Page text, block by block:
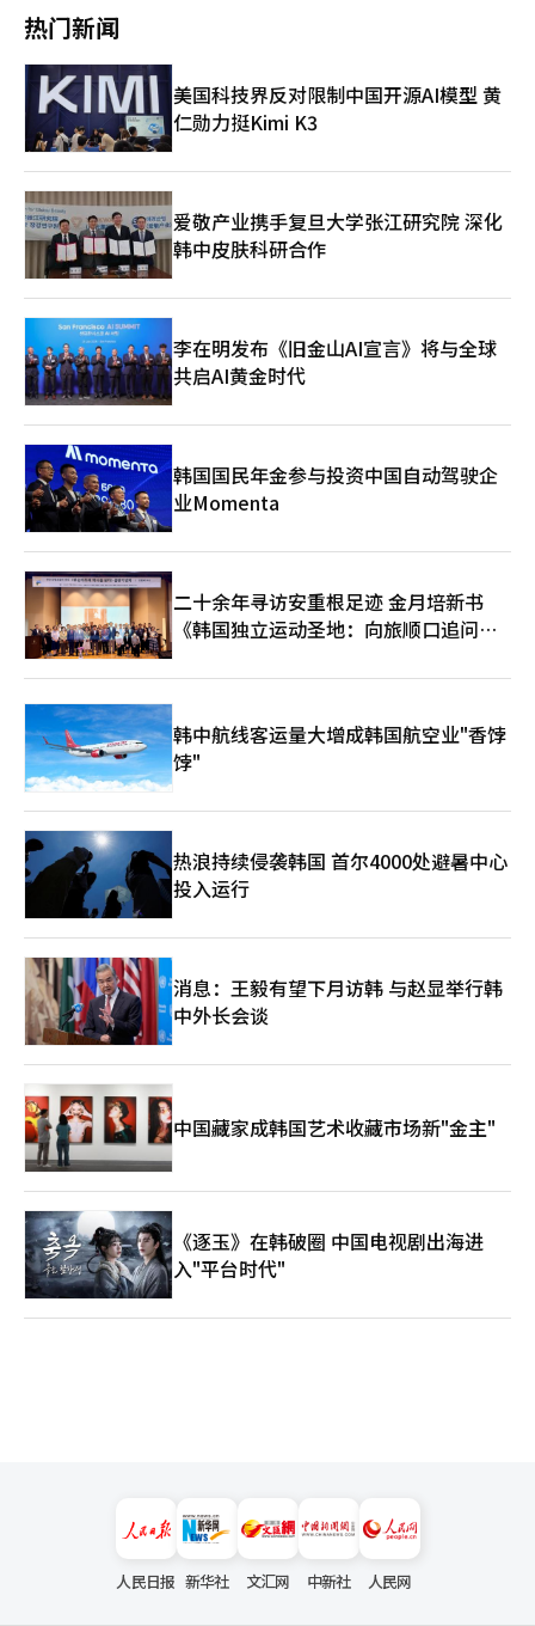
房价的走势，但借款人的利息在增加，经济性较低的项目开工变得
更加困难。 基准利率是观察物价、经济增长、汇率和金融稳定的
工具。首都圈房价和家庭债务也是此次决定的原因，但单靠全国统
一的利率无法解决首尔的供应不足和核心地区的集中问题。要改变
价格走势，必须同时推进税制、贷款监管，尤其是针对首尔的新房
供应政策。 因此，今天的加息应当如此解读。期待此次0.25个百分
点的加息能控制首尔房价，或担心市场即将崩溃，都是过于急躁
的。需要首先关注的应是借款人的账户和开工现场。
可能性反而在某种程度上助长了日元贬值。由于干预的可能性，投
机者难以公开进行日元卖出，但日本的进口企业和投资海外股票的
长期投资者却无法等待日元反弹，提前开始买入美元。在汇率波动
性较低的情况下，利用利差进行日元套利交易的情况也容易扩大。
借入低利率货币日元投资高利率货币或风险资产的趋势再次加大了
日元贬值的压力。根据美国商品期货交易委员会（CFTC）的数
据，截至5月26日，被归类为投机者的非商业部门日元净卖出为11
份合约，达到2024年7月以来的最高水平。 日元贬值也加深了日本
银行对物价的担忧。日本银行剔除政府补贴和减税效果后计算的4
月消费者物价同比上涨2.8%。尽管官方数据显示物价上涨率有所
放缓，但如果排除能源补贴和教育免费化等政府措施的影响，物价
压力实际上在加大。如果日元贬值导致进口物价上涨，日本银行可
能面临更强的紧缩压力。 日本首相高市早苗在3日的参议院全体会
议上表示，对于汇率波动“将根据需要随时做出适当应对”。市场
再次将每美元160日元视为判断日本当局是否会重新干预的分水
岭。然而，由于美元走强、美日利差和原油价格上涨同时施压日元
贬值，单靠干预难以扭转趋势的观点较为强烈。《日本经济新闻》
援引一位外汇交易员的话称：“除非日本银行承认政策应对滞后，
并表现出加快加息的态度，否则日元升值的希望不大。”日元在一
个月内回落至160日元，显示出日本当局在汇率、物价和利率的管
理上再次面临考验。※ 本报道经人工智能（AI）系统翻译与编辑。
理成本增加，进一步加大了材料采购和施工成本的压力。 住宅市
格的不稳定，增加了建筑成本的压力，对企业前景产生了负面影
响。”同时指出：“证券市场的待机资金可能流入房地产市场，以
及对房源滞销的担忧，依然存在对首都圈房价上升的期待。” ※
本报道经人工智能（AI）系统翻译与编辑。
原因显而易见。由于伊朗战争的长期化，国际油价再次突破每桶
金融监督院的数据，布伦特原油较去年年底上涨了73.74%，WTI
则上涨了76.19%。 在霍尔木兹海峡风险未解除的情况下，全球原
油海上运输量约20%经过该海峡，物流成本和能源价格的上涨可能
再次导致全球通货膨胀压力加大。根据CME FedWatch，12月基准
利率上调0.25个百分点的可能性在一周内从13.6%跃升至50%。美
联储降息的预期完全被加息的担忧所逆转。 此外，美联储领导层
的更替也是一个变量。当天是杰罗姆·鲍威尔主席的最后任期，接
任的凯文·沃什体制正式启动。法国外贸银行表示：“债券市场的
不安将成为沃什体制的首次考验。”市场密切关注新主席在通货膨
胀再加速的情况下，能否稳定管理预期。 这些市场的警示信号已
经被忽视太久。美中首脑会晤未能如预期那样提供实质性突破，围
绕台湾的地缘政治风险依然存在。尽管如此，全球股市仍寄希望于
人工智能的乐观情绪，持续过热的反弹。 韩国市场受到的冲击尤
为严重。同一天，日本日经指数仅下跌1.99%，台湾股市下跌
1.39%，而KOSPI却暴跌超过6%。韩元兑美元汇率飙升至1500.8
阳能行业的受益预期。曾推动指数上涨的三星电子（-8.61%）、
SK海力士（-7.66%）等大型半导体股在当天反而加剧了指数的下
跌。 外资资金的流出也不容小觑。15日，外资在证券市场上净卖
出6.3173万亿韩元，今年累计净卖出规模已达98.2万亿韩元。外资
的卖出潮已持续7个交易日。尽管人工智能和半导体曾推动市场上
涨，但随着全球利率和美元的再次波动，外资资金是最先撤出的。
然而，这次调整并不意味着市场会立即崩溃。半导体行业和人工智
能投资周期依然存在。客户保证金超过130万亿韩元，流动性环境
依然友好，KOSPI的估值也被认为处于全球主要股市的低估区间。
但市场现在开始计算的不仅是增长故事，还有利率水平和流动性成
券市场的稳定，而不是短期指数的防御，管理过度杠杆和信贷集
中。投资者也应摆脱“无条件上涨”的群体心理，冷静分析企业业
绩、现金流、债务和利率敏感度。 此次黑色星期五并非简单的恐
慌，而是市场回归正常的过程。异常的超高反弹结束，通货膨胀和
要的不是恐惧或狂热，而是回归基本和常识的冷静。 ※ 本报道经
人工智能（AI）系统翻译与编辑。
和销售都由公司直接完成。“IPARK”品牌正是这种业务模式的积
累成果。将公司名称与品牌统一的决定，进一步凸显了开发商的身
份。公司曾因光州华政IPARK事故而受到影响，该事件对品牌和信
任产生了直接影响。此后，公司重新审视施工管理和安全体系。当
前，公司面临的挑战更多在于恢复信任而非业绩。市场以现场结果
而非声明为评判标准。施工管理和质量水平的变化是关键。建筑行
业环境也发生了巨大变化。利率上升、项目融资紧缩、施工成本增
加和销售市场波动同时出现。在自有项目比例高的结构中，这些变
化影响更为直接。在此背景下，公司调整了业务速度，重点放在风
险管理上。项目选择和财务稳定性成为主要任务。IPARK现代产业
开发的竞争力来自其业务结构。自有项目经验、IPARK品牌、选址
能力、综合开发能力和资产运营经验相结合，走出了一条与一般施
工公司不同的道路。然而，这种结构伴随着高收益潜力和风险。市
更为严格。IPARK现代产业开发正在重新审视其增长模式和企业身
份。在保持开发商特色的同时，必须确保稳定性和责任感。更名的
选择揭示了方向，从施工中心企业向品牌和开发中心企业转变。未
来的评价将取决于这一变化是否能转化为实际的业务成果和信任恢
复。
热门新闻
美国科技界反对限制中国开源AI模型 黄
仁勋力挺Kimi K3
爱敬产业携手复旦大学张江研究院 深化
韩中皮肤科研合作
李在明发布《旧金山AI宣言》将与全球
共启AI黄金时代
韩国国民年金参与投资中国自动驾驶企
业Momenta
二十余年寻访安重根足迹 金月培新书
《韩国独立运动圣地：向旅顺口追问历
韩中航线客运量大增成韩国航空业"香饽
饽"
热浪持续侵袭韩国 首尔4000处避暑中心
投入运行
消息：王毅有望下月访韩 与赵显举行韩
中外长会谈
中国藏家成韩国艺术收藏市场新"金主"
《逐玉》在韩破圈 中国电视剧出海进
入"平台时代"
人民日报 新华社 文汇网 中新社 人民网